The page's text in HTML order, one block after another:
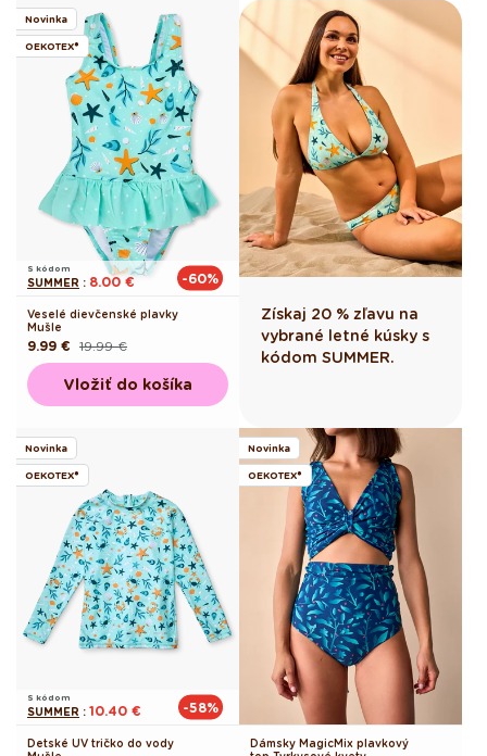
Novinka
OEKOTEX®
S kódom
SUMMER : 8.00 € -60%
Veselé dievčenské plavky
Mušle
Pôvodná
cena
19.99 €
Akciová
cena
9.99 €
Vložiť do košíka
Získaj 20 % zľavu na
vybrané letné kúsky s
kódom SUMMER.
Novinka
OEKOTEX®
S kódom
SUMMER : 10.40 € -58%
Detské UV tričko do vody
Novinka
OEKOTEX®
Dámsky MagicMix plavkový